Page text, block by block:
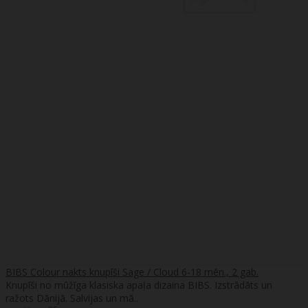
BIBS Colour nakts knupīši Sage / Cloud 6-18 mēn., 2 gab.
Knupīši no mūžīga klasiska apaļa dizaina BIBS. Izstrādāts un
ražots Dānijā. Salvijas un mā..